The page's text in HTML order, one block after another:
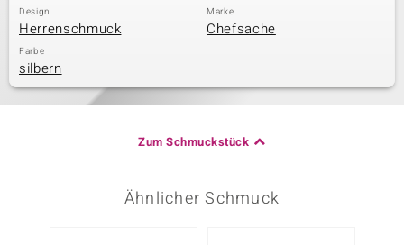
Design
Herrenschmuck
Marke
Chefsache
Farbe
silbern
Zum Schmuckstück
Ähnlicher Schmuck